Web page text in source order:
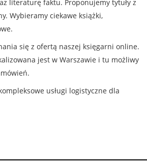
literaturę faktu. Proponujemy tytuły z
Wybieramy ciekawe książki,
się z ofertą naszej księgarni online.
jest w Warszawie i tu możliwy
usługi logistyczne dla